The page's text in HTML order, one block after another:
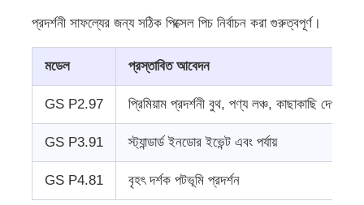
প্রদর্শনী সাফল্যের জন্য সঠিক পিক্সেল পিচ নির্বাচন করা গুরুত্বপূর্ণ।
মডেল প্রস্তাবিত আবেদন
GS P2.97 প্রিমিয়াম প্রদর্শনী বুথ, পণ্য লঞ্চ, কাছাকাছি দেখা
GS P3.91 স্ট্যান্ডার্ড ইনডোর ইভেন্ট এবং পর্যায়
GS P4.81 বৃহৎ দর্শক পটভূমি প্রদর্শন